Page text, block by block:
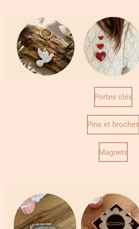
Portes clés
Pins et broches
Magnets